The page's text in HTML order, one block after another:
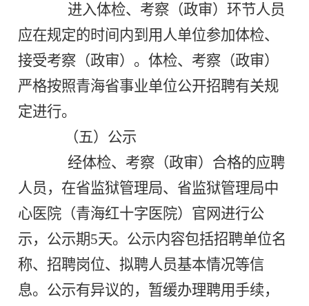
进入体检、考察（政审）环节人员
应在规定的时间内到用人单位参加体检、
接受考察（政审）。体检、考察（政审）
严格按照青海省事业单位公开招聘有关规
定进行。
（五）公示
经体检、考察（政审）合格的应聘
人员，在省监狱管理局、省监狱管理局中
心医院（青海红十字医院）官网进行公
示，公示期5天。公示内容包括招聘单位名
称、招聘岗位、拟聘人员基本情况等信
息。公示有异议的，暂缓办理聘用手续，